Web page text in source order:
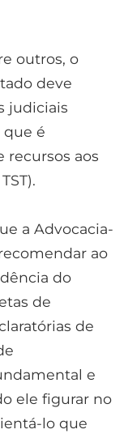
outros, o
deve
judiciais
que é
recursos aos
a Advocacia-
ao
do
de
de
e
ele figurar no
lo que